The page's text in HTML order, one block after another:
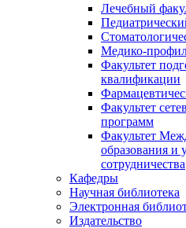
Лечебный
Медико-
Факультет
квалификации
Факультет
программ
Факультет
образования и
сотрудничества
Кафедры
Научная библиотека
Электронная
Издательство